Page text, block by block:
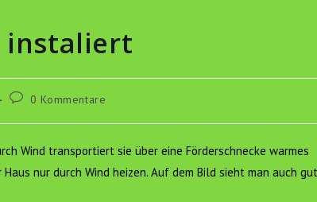
instaliert
Beitrags-
0 Kommentare
Wind transportiert sie über eine Förderschnecke warmes
nur durch Wind heizen. Auf dem Bild sieht man auch gut